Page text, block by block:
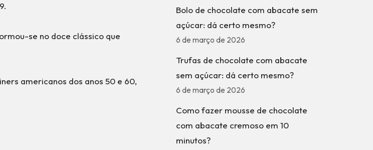
se no doce clássico que
americanos dos anos 50 e 60,
Bolo de chocolate com abacate sem
açúcar: dá certo mesmo?
6 de março de 2026
Trufas de chocolate com abacate
sem açúcar: dá certo mesmo?
6 de março de 2026
Como fazer mousse de chocolate
com abacate cremoso em 10
minutos?